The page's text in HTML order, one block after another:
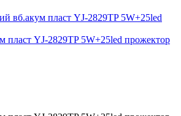
пласт YJ-2829TP 5W+25led прожектор